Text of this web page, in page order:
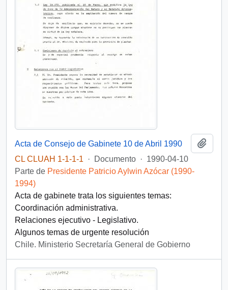
Acta de Consejo de Gabinete 10 de Abril 1990
CL CLUAH 1-1-1-1
· Documento · 1990-04-10
Parte de Presidente Patricio Aylwin Azócar (1990-
1994)
Acta de gabinete trata los siguientes temas:
Coordinación administrativa.
Relaciones ejecutivo - Legislativo.
Algunos temas de urgente resolución
Chile. Ministerio Secretaría General de Gobierno